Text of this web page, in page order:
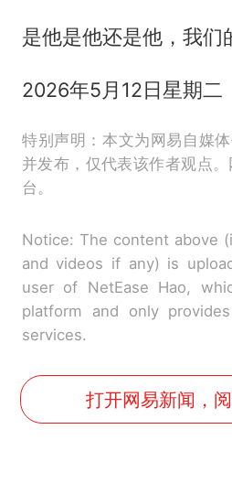
是他是他还是他，我们
2026年5月12日星期二
特别声明：本文为网易自媒
并发布，仅代表该作者观点
台。
Notice: The content above
and videos if any) is
user of NetEase Hao,
platform and only
services.
打开网易新闻，